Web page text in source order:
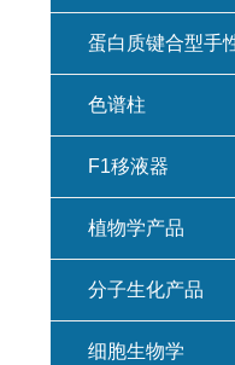
蛋白质键合型手
色谱柱
F1移液器
植物学产品
分子生化产品
细胞生物学